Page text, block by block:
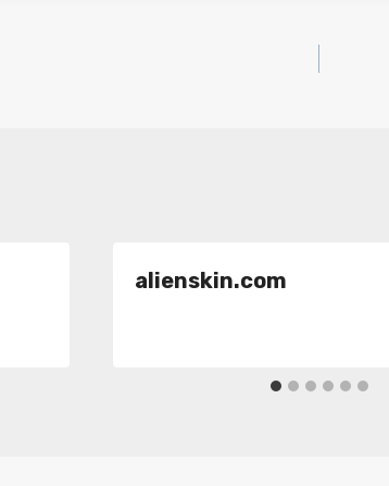
alienskin.com